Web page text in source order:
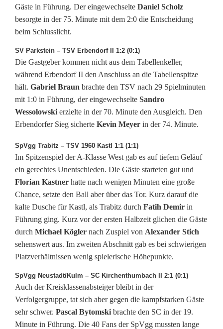
S
p
i
e
l
a
b
b
r
u
c
h
w
e
g
e
n
Gäste in Führung. Der eingewechselte Daniel Scholz
besorgte in der 75. Minute mit dem 2:0 die Entscheidung
beim Schlusslicht.
SV Parkstein – TSV Erbendorf II 1:2 (0:1)
Die Gastgeber kommen nicht aus dem Tabellenkeller,
während Erbendorf II den Anschluss an die Tabellenspitze
hält. Gabriel Braun brachte den TSV nach 29 Spielminuten
mit 1:0 in Führung, der eingewechselte Sandro
Wessolowski erzielte in der 70. Minute den Ausgleich. Den
Erbendorfer Sieg sicherte Kevin Meyer in der 74. Minute.
SpVgg Trabitz – TSV 1960 Kastl 1:1 (1:1)
Im Spitzenspiel der A-Klasse West gab es auf tiefem Geläuf
ein gerechtes Unentschieden. Die Gäste starteten gut und
Florian Kastner hatte nach wenigen Minuten eine große
Chance, setzte den Ball aber über das Tor. Kurz darauf die
kalte Dusche für Kastl, als Trabitz durch Fatih Demir in
Führung ging. Kurz vor der ersten Halbzeit glichen die Gäste
durch Michael Kögler nach Zuspiel von Alexander Stich
sehenswert aus. Im zweiten Abschnitt gab es bei schwierigen
Platzverhältnissen wenig spielerische Höhepunkte.
SpVgg Neustadt/Kulm – SC Kirchenthumbach II 2:1 (0:1)
Auch der Kreisklassenabsteiger bleibt in der
Verfolgergruppe, tat sich aber gegen die kampfstarken Gäste
sehr schwer. Pascal Bytomski brachte den SC in der 19.
Minute in Führung. Die 40 Fans der SpVgg mussten lange